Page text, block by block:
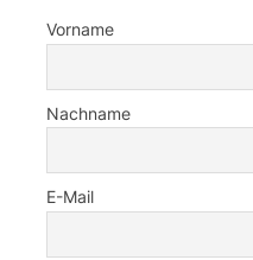
Vorname
Nachname
E-Mail